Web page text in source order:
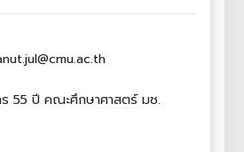
ร 55 ปี คณะศึกษาศาสตร์ มช.